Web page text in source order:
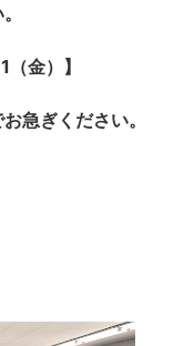
金）】
急ぎください。